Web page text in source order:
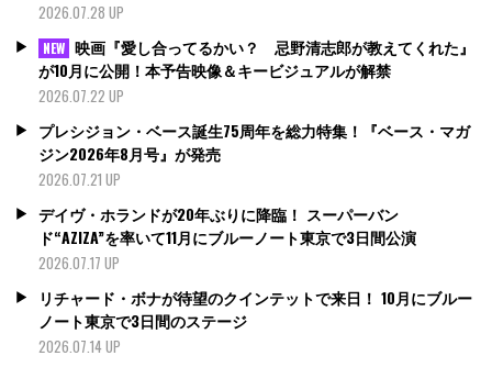
2026.07.28 UP
NEW 映画『愛し合ってるかい？ 忌野清志郎が教えてくれた』
が10月に公開！本予告映像＆キービジュアルが解禁
2026.07.22 UP
プレシジョン・ベース誕生75周年を総力特集！『ベース・マガ
ジン2026年8月号』が発売
2026.07.21 UP
デイヴ・ホランドが20年ぶりに降臨！ スーパーバン
ド“AZIZA”を率いて11月にブルーノート東京で3日間公演
2026.07.17 UP
リチャード・ボナが待望のクインテットで来日！ 10月にブルー
ノート東京で3日間のステージ
2026.07.14 UP